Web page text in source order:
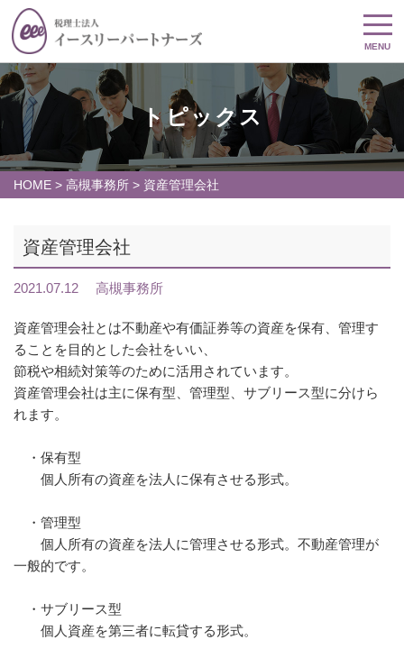
MENU
トピックス
HOME > 高槻事務所 > 資産管理会社
資産管理会社
2021.07.12 高槻事務所
資産管理会社とは不動産や有価証券等の資産を保有、管理す
ることを目的とした会社をいい、
節税や相続対策等のために活用されています。
資産管理会社は主に保有型、管理型、サブリース型に分けら
れます。
・保有型
個人所有の資産を法人に保有させる形式。
・管理型
個人所有の資産を法人に管理させる形式。不動産管理が
一般的です。
・サブリース型
個人資産を第三者に転貸する形式。